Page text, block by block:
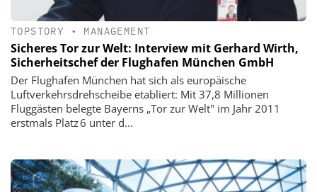
TOPSTORY • MANAGEMENT
Sicheres Tor zur Welt: Interview mit Gerhard Wirth,
Sicherheitschef der Flughafen München GmbH
Der Flughafen München hat sich als europäische
Luftverkehrsdrehscheibe etabliert: Mit 37,8 Millionen
Fluggästen belegte Bayerns „Tor zur Welt" im Jahr 2011
erstmals Platz 6 unter d...